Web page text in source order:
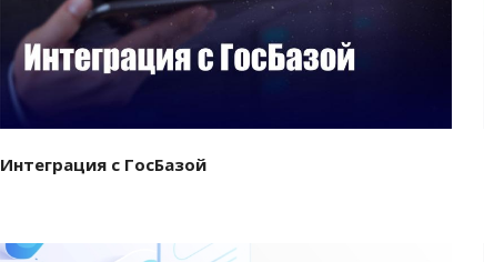
Интеграция с ГосБазой